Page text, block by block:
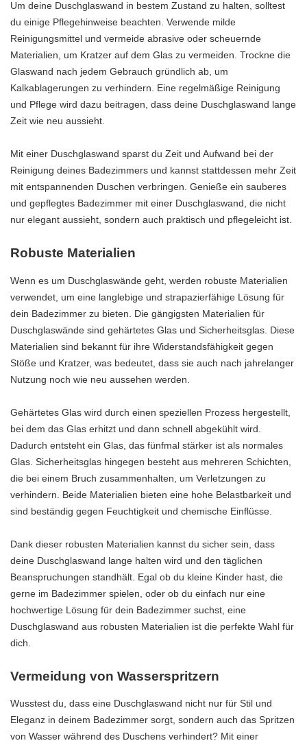
Um deine Duschglaswand in bestem Zustand zu halten, solltest
du einige Pflegehinweise beachten. Verwende milde
Reinigungsmittel und vermeide abrasive oder scheuernde
Materialien, um Kratzer auf dem Glas zu vermeiden. Trockne die
Glaswand nach jedem Gebrauch gründlich ab, um
Kalkablagerungen zu verhindern. Eine regelmäßige Reinigung
und Pflege wird dazu beitragen, dass deine Duschglaswand lange
Zeit wie neu aussieht.
Mit einer Duschglaswand sparst du Zeit und Aufwand bei der
Reinigung deines Badezimmers und kannst stattdessen mehr Zeit
mit entspannenden Duschen verbringen. Genieße ein sauberes
und gepflegtes Badezimmer mit einer Duschglaswand, die nicht
nur elegant aussieht, sondern auch praktisch und pflegeleicht ist.
Robuste Materialien
Wenn es um Duschglaswände geht, werden robuste Materialien
verwendet, um eine langlebige und strapazierfähige Lösung für
dein Badezimmer zu bieten. Die gängigsten Materialien für
Duschglaswände sind gehärtetes Glas und Sicherheitsglas. Diese
Materialien sind bekannt für ihre Widerstandsfähigkeit gegen
Stöße und Kratzer, was bedeutet, dass sie auch nach jahrelanger
Nutzung noch wie neu aussehen werden.
Gehärtetes Glas wird durch einen speziellen Prozess hergestellt,
bei dem das Glas erhitzt und dann schnell abgekühlt wird.
Dadurch entsteht ein Glas, das fünfmal stärker ist als normales
Glas. Sicherheitsglas hingegen besteht aus mehreren Schichten,
die bei einem Bruch zusammenhalten, um Verletzungen zu
verhindern. Beide Materialien bieten eine hohe Belastbarkeit und
sind beständig gegen Feuchtigkeit und chemische Einflüsse.
Dank dieser robusten Materialien kannst du sicher sein, dass
deine Duschglaswand lange halten wird und den täglichen
Beanspruchungen standhält. Egal ob du kleine Kinder hast, die
gerne im Badezimmer spielen, oder ob du einfach nur eine
hochwertige Lösung für dein Badezimmer suchst, eine
Duschglaswand aus robusten Materialien ist die perfekte Wahl für
dich.
Vermeidung von Wasserspritzern
Wusstest du, dass eine Duschglaswand nicht nur für Stil und
Eleganz in deinem Badezimmer sorgt, sondern auch das Spritzen
von Wasser während des Duschens verhindert? Mit einer